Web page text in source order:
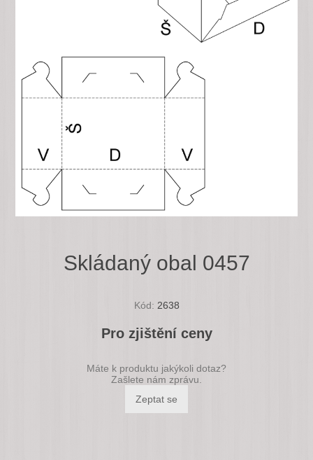
Skládaný obal 0457
Kód: 2638
Pro zjištění ceny
Máte k produktu jakýkoli dotaz?
Zašlete nám zprávu.